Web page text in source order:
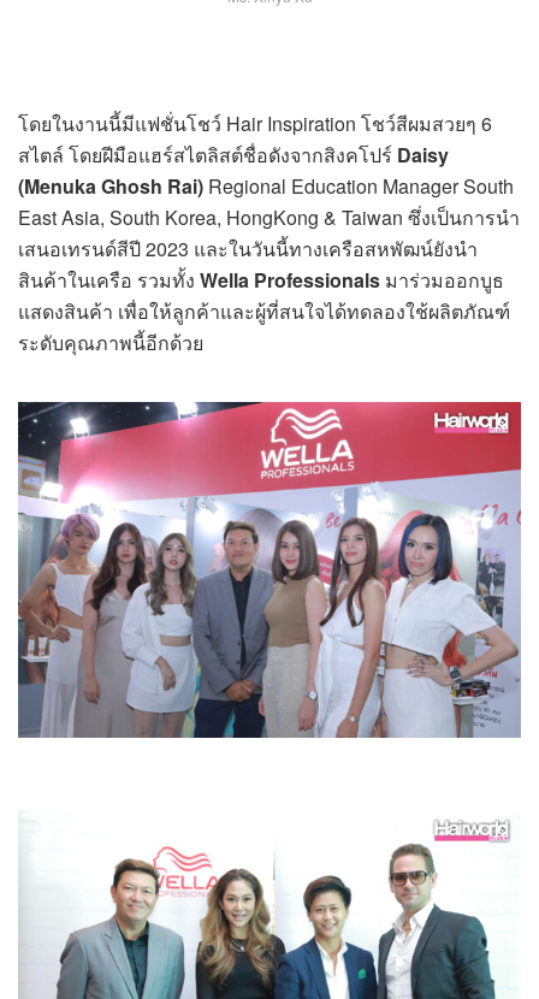
โดยในงานนี้มีแฟชั่นโชว์ Hair Inspiration โชว์สีผมสวยๆ 6
สไตล์ โดยฝีมือแฮร์สไตลิสต์ชื่อดังจากสิงคโปร์ Daisy
(Menuka Ghosh Rai) Regional Education Manager South
East Asia, South Korea, HongKong & Taiwan ซึ่งเป็นการนำ
เสนอเทรนด์สีปี 2023 และในวันนี้ทางเครือสหพัฒน์ยังนำ
สินค้าในเครือ รวมทั้ง Wella Professionals มาร่วมออกบูธ
แสดงสินค้า เพื่อให้ลูกค้าและผู้ที่สนใจได้ทดลองใช้ผลิตภัณฑ์
ระดับคุณภาพนี้อีกด้วย